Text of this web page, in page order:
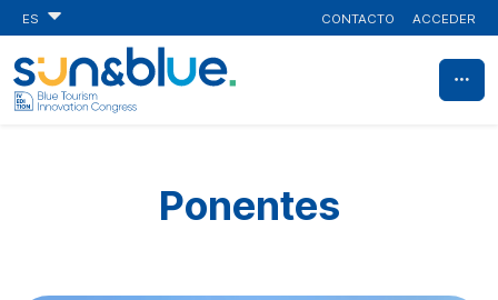
ES CONTACTO ACCEDER
Ponentes